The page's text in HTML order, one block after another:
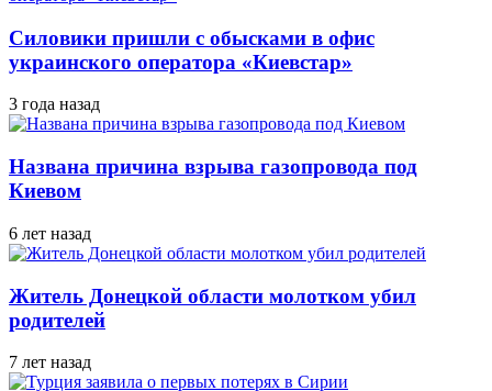
Силовики пришли с обысками в офис
украинского оператора «Киевстар»
3 года назад
Названа причина взрыва газопровода под
Киевом
6 лет назад
Житель Донецкой области молотком убил
родителей
7 лет назад